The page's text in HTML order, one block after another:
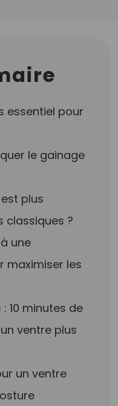
essentiel pour
le gainage
plus
classiques ?
une
maximiser les
10 minutes de
ventre plus
un ventre